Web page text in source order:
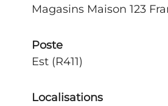
Magasins Maison 123
Poste
Est (R411)
Localisations